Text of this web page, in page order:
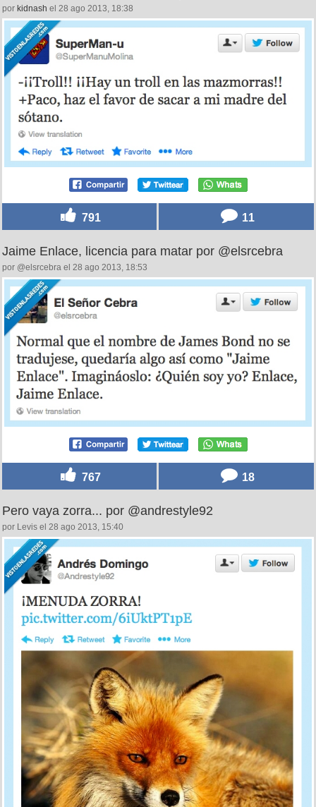
por kidnash el 28 ago 2013, 18:38
791 11
Jaime Enlace, licencia para matar por @elsrcebra
por @elsrcebra el 28 ago 2013, 18:53
767 18
Pero vaya zorra... por @andrestyle92
por Levis el 28 ago 2013, 15:40